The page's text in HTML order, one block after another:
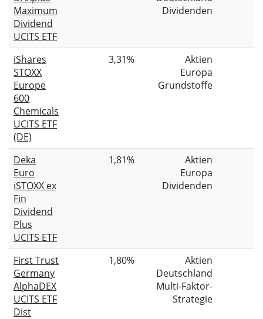
Maximum
Dividend
UCITS ETF
Dividenden
iShares
STOXX
Europe
600
Chemicals
UCITS ETF
(DE)
3,31%
Aktien
Europa
Grundstoffe
Deka
Euro
iSTOXX ex
Fin
Dividend
Plus
UCITS ETF
1,81%
Aktien
Europa
Dividenden
First Trust
Germany
AlphaDEX
UCITS ETF
Dist
1,80%
Aktien
Deutschland
Multi-Faktor-
Strategie